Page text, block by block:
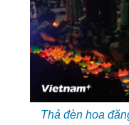
Thả đèn hoa